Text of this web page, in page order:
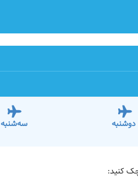
دوشنبه سه‌شنبه